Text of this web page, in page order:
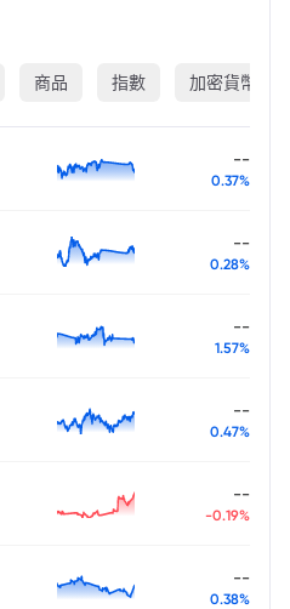
商品 指數 加密貨幣
--
0.37%
--
0.28%
--
1.57%
--
0.47%
--
-0.19%
--
0.38%